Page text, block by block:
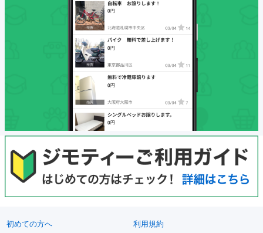
初めての方へ 利用規約